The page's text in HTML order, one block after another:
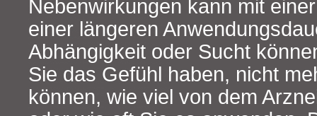
Nebenwirkungen kann mit
einer längeren
Abhängigkeit oder Sucht
Sie das Gefühl haben, nicht
können, wie viel von dem